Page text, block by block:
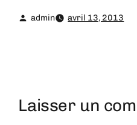
admin avril 13, 2013
Laisser un